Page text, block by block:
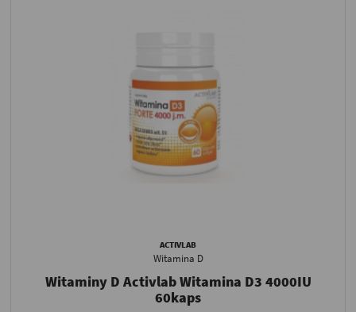
ACTIVLAB
Witamina D
Witaminy D Activlab Witamina D3 4000IU
60kaps